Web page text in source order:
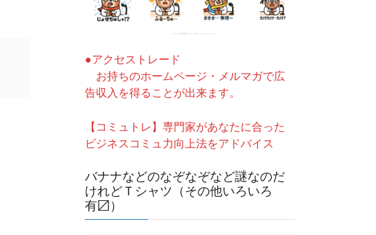
●アクセストレード
お持ちのホームページ・メルマガで広
告収入を得ることが出来ます。
【コミュトレ】専門家があなたに合った
ビジネスコミュ力向上法をアドバイス
バナナなどのなぞなぞなど謎なのだ
けれどＴシャツ（その他いろいろ
有〼）